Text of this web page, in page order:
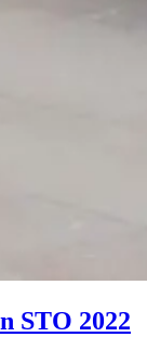
STO 2022